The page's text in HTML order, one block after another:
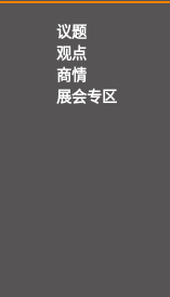
议题
观点
商情
展会专区